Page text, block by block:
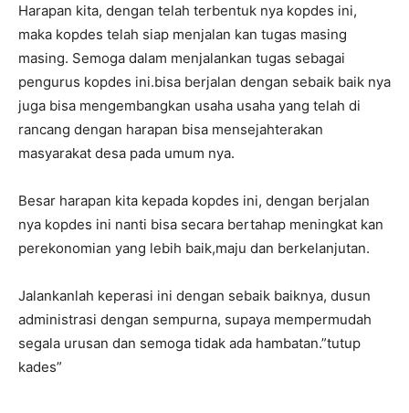
Harapan kita, dengan telah terbentuk nya kopdes ini,
maka kopdes telah siap menjalan kan tugas masing
masing. Semoga dalam menjalankan tugas sebagai
pengurus kopdes ini.bisa berjalan dengan sebaik baik nya
juga bisa mengembangkan usaha usaha yang telah di
rancang dengan harapan bisa mensejahterakan
masyarakat desa pada umum nya.
Besar harapan kita kepada kopdes ini, dengan berjalan
nya kopdes ini nanti bisa secara bertahap meningkat kan
perekonomian yang lebih baik,maju dan berkelanjutan.
Jalankanlah keperasi ini dengan sebaik baiknya, dusun
administrasi dengan sempurna, supaya mempermudah
segala urusan dan semoga tidak ada hambatan.”tutup
kades”